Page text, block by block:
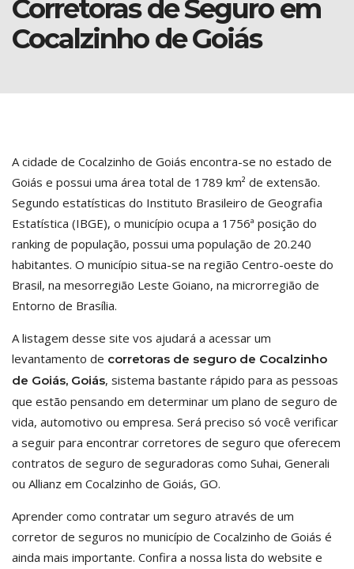
Corretoras de Seguro em
Cocalzinho de Goiás
A cidade de Cocalzinho de Goiás encontra-se no estado de
Goiás e possui uma área total de 1789 km² de extensão.
Segundo estatísticas do Instituto Brasileiro de Geografia
Estatística (IBGE), o município ocupa a 1756ª posição do
ranking de população, possui uma população de 20.240
habitantes. O município situa-se na região Centro-oeste do
Brasil, na mesorregião Leste Goiano, na microrregião de
Entorno de Brasília.
A listagem desse site vos ajudará a acessar um
levantamento de corretoras de seguro de Cocalzinho
de Goiás, Goiás, sistema bastante rápido para as pessoas
que estão pensando em determinar um plano de seguro de
vida, automotivo ou empresa. Será preciso só você verificar
a seguir para encontrar corretores de seguro que oferecem
contratos de seguro de seguradoras como Suhai, Generali
ou Allianz em Cocalzinho de Goiás, GO.
Aprender como contratar um seguro através de um
corretor de seguros no município de Cocalzinho de Goiás é
ainda mais importante. Confira a nossa lista do website e